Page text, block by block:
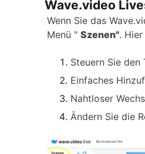
Wave.video
Wenn Sie das
Menü " Szenen".
Steuern Sie den
Einfaches
Nahtloser
Ändern Sie die